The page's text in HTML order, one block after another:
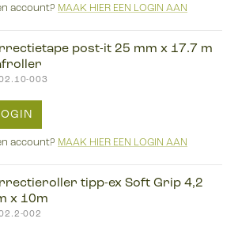
account? MAAK HIER EEN LOGIN AAN
post-it 25 mm x 17.7 m
003
account? MAAK HIER EEN LOGIN AAN
tipp-ex Soft Grip 4,2
x 10m
002